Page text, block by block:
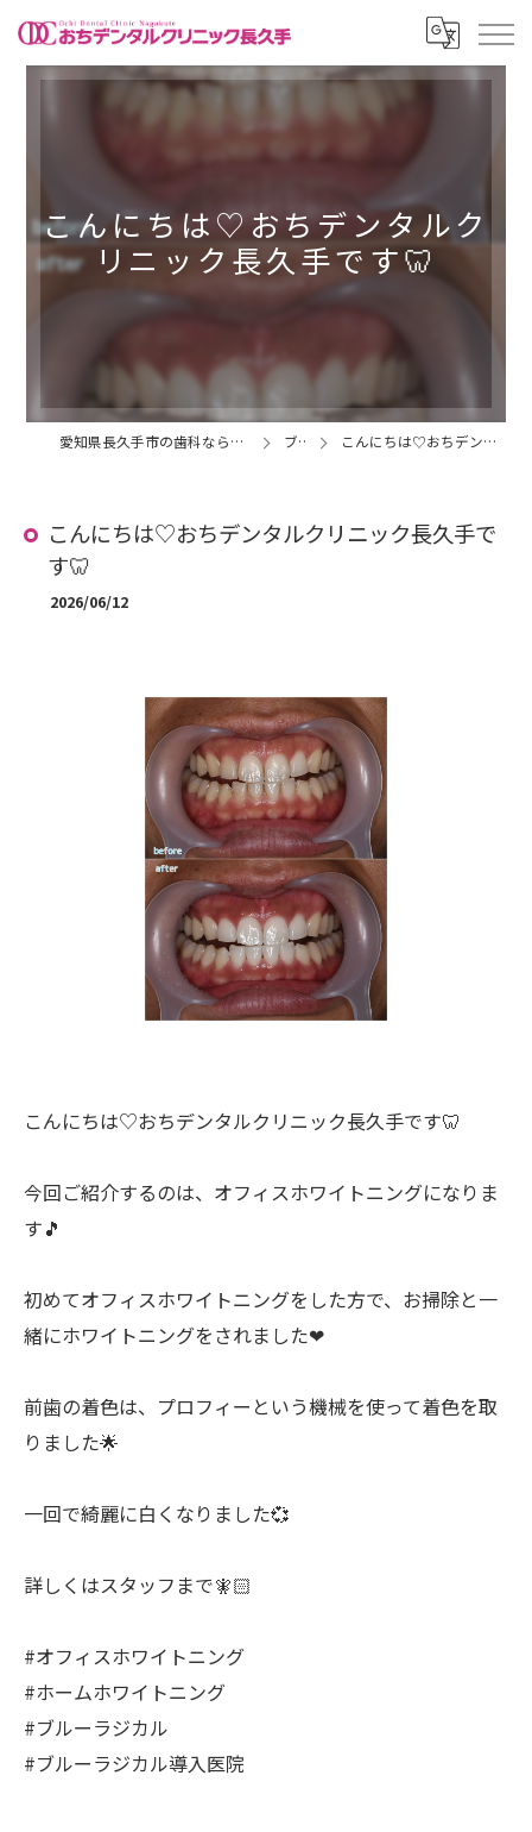
こんにちは♡おちデンタルク
リニック長久手です🦷
愛知県長久手市の歯科ならおちデンタルクリニック長久手 ブログ こんにちは♡おちデンタルクリニック長久手です🦷
こんにちは♡おちデンタルクリニック長久手で
す🦷
2026/06/12
こんにちは♡おちデンタルクリニック長久手です🦷
今回ご紹介するのは、オフィスホワイトニングになりま
す🎵
初めてオフィスホワイトニングをした方で、お掃除と一
緒にホワイトニングをされました❤
前歯の着色は、プロフィーという機械を使って着色を取
りました🌟
一回で綺麗に白くなりました💞
詳しくはスタッフまで🧚🏻
#オフィスホワイトニング
#ホームホワイトニング
#ブルーラジカル
#ブルーラジカル導入医院